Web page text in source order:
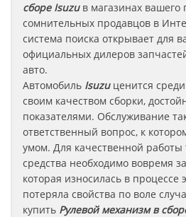
сбореIsuzuв магазинах вашего
сомнительных продавцов в
система поиска открывает для
официальных дилеров
авто.
Автомобиль Isuzu ценится
своим качеством сборки,
показателями. Обслуживание
ответственный вопрос, к
умом. Для качественной работы
средства необходимо вовремя
которая износилась в процессе
потеряла свойства по воле
купить Рулевой механизм в